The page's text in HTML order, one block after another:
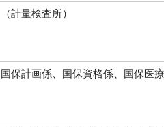
（計量検査所）
国保計画係、国保資格係、国保医